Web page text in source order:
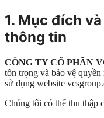
1. Mục đích
thông tin
CÔNG TY CỔ PHẦN
tôn trọng và bảo vệ
sử dụng website
Chúng tôi có thể thu thập